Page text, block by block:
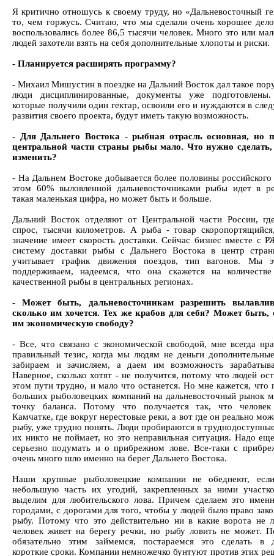
Я критично отношусь к своему труду, но «Дальневосточный
то, чем горжусь. Считаю, что мы сделали очень хорошее
воспользовались более 86,5 тысячи человек. Много это или
людей захотели взять на себя дополнительные хлопоты и риски.
- Планируется расширять программу?
- Михаил Мишустин в поездке на Дальний Восток дал такое
люди дисциплинированные, документы уже
которые получили один гектар, освоили его и нуждаются в
развития своего проекта, будут иметь такую возможность.
- Для Дальнего Востока - рыбная отрасль основная, но
центральной части страны рыбы мало. Что нужно сделать,
изменить?
- На Дальнем Востоке добывается более половины
этом 60% выловленной дальневосточниками рыбы идет в
такая маленькая цифра, но может быть и больше.
Дальний Восток отделяют от Центральной части России,
спрос, тысячи километров. А рыба - товар
значение имеет скорость доставки. Сейчас бизнес вместе с
систему доставки рыбы с Дальнего Востока в центр
учитывает график движения поездов, тип вагонов. Мы
поддерживаем, надеемся, что она скажется на
качественной рыбы в центральных регионах.
- Может быть, дальневосточникам разрешить
сколько им хочется. Тех же крабов для себя? Может быть,
им экономическую свободу?
- Все, что связано с экономической свободой, мне всегда
правильный тезис, когда мы людям не деньги
забираем и зачисляем, а даем им возможность
Наверное, сколько хотят - не получится, потому что людей
этом пути трудно, и мало что останется. Но мне кажется, что
больших рыболовецких компаний на дальневосточный рынок
точку баланса. Потому что получается так, что
Камчатке, где вокруг нерестовые реки, а вот где он реально
рыбу, уже трудно понять. Люди пробираются в
их никто не поймает, но это неправильная ситуация. Надо
серьезно подумать и о прибрежном лове. Все-таки с
очень много шло именно на берег Дальнего Востока.
Наши крупные рыболовецкие компании не обеднеют,
небольшую часть их угодий, закрепленных за ними
выделим для любительского лова. Причем сделаем это
городами, с дорогами для того, чтобы у людей было право
рыбу. Потому что это действительно ни в какие ворота не
человек живет на берегу речки, но рыбу ловить не может.
обязательно этим займемся, постараемся это сделать в
короткие сроки. Компании немножечко бунтуют против этих